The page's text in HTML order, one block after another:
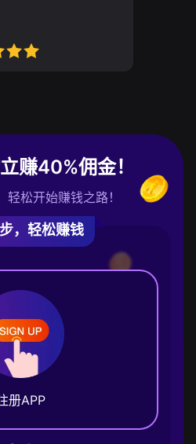
赚40%佣金！
轻松开始赚钱之路！
，轻松赚钱
册APP